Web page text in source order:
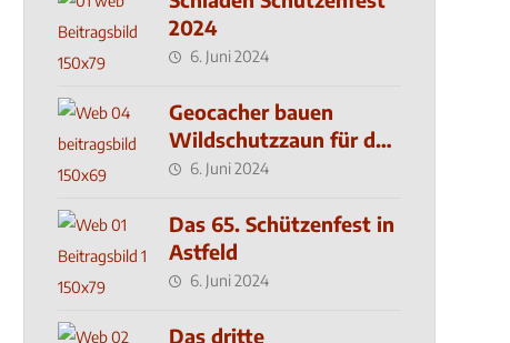
2024
6. Juni 2024
Geocacher bauen
Wildschutzzaun für den
MachMit! Wald
6. Juni 2024
Das 65. Schützenfest in
Astfeld
6. Juni 2024
Das dritte